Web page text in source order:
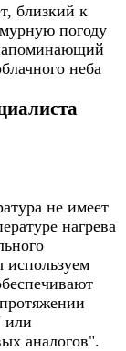
близкий к
погоду
неба
не имеет
нагрева
или
аналогов".